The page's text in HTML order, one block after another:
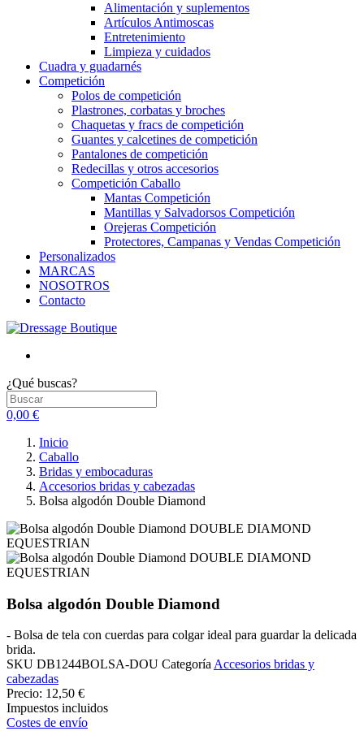
Alimentación y suplementos
Artículos Antimoscas
Entretenimiento
Limpieza y cuidados
Cuadra y guadarnés
Competición
Polos de competición
Plastrones, corbatas y broches
Chaquetas y fracs de competición
Guantes y calcetines de competición
Pantalones de competición
Redecillas y otros accesorios
Competición Caballo
Mantas Competición
Mantillas y Salvadorsos Competición
Orejeras Competición
Protectores, Campanas y Vendas Competición
Personalizados
MARCAS
NOSOTROS
Contacto
¿Qué buscas?
0,00 €
Inicio
Caballo
Bridas y embocaduras
Accesorios bridas y cabezadas
Bolsa algodón Double Diamond
Bolsa algodón Double Diamond
- Bolsa de tela con cuerdas para colgar ideal para guardar la delicada
brida.
SKU DB1244BOLSA-DOU CategoríaAccesorios bridas y
cabezadas
Precio: 12,50 €
Impuestos incluidos
Costes de envío